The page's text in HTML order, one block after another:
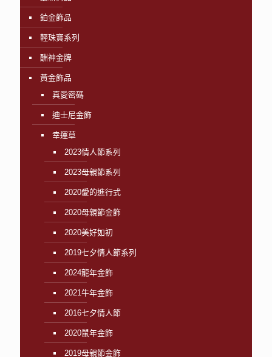
鉑金飾品
輕珠寶系列
酬神金牌
黃金飾品
真愛密碼
迪士尼金飾
幸運草
2023情人節系列
2023母親節系列
2020愛的進行式
2020母親節金飾
2020美好如初
2019七夕情人節系列
2024龍年金飾
2021牛年金飾
2016七夕情人節
2020鼠年金飾
2019母親節金飾